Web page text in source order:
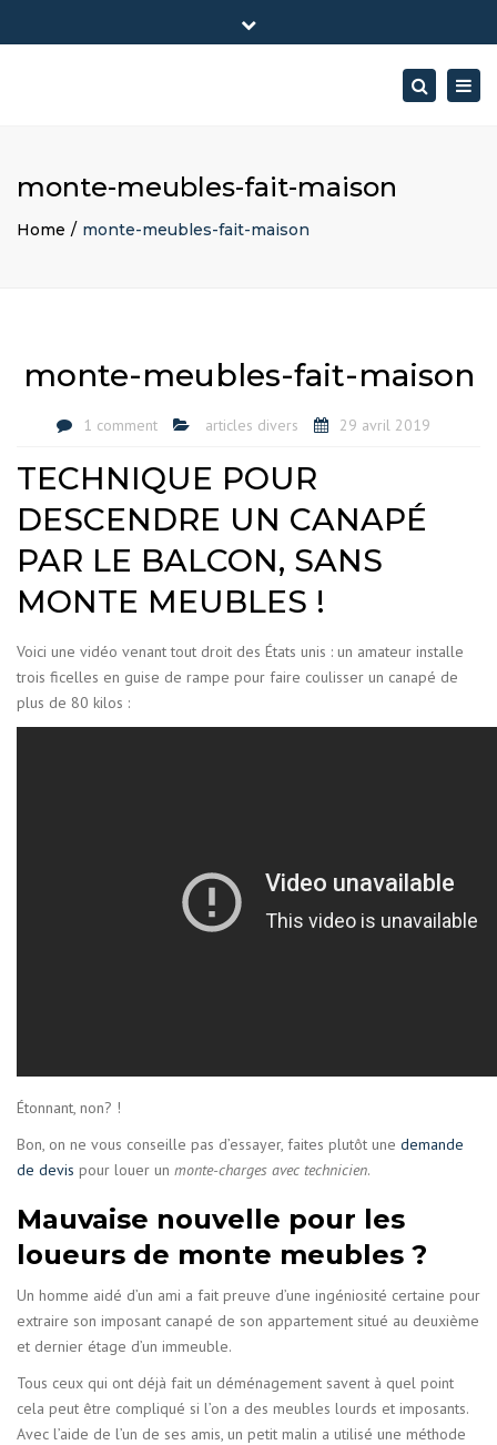
28, rue claude nicolas ledoux- France
contact@so-demenagement.fr
Close
Search
monte-meubles-fait-maison
Home monte-meubles-fait-maison
monte-meubles-fait-maison
1 comment articles divers 29 avril 2019
TECHNIQUE POUR
DESCENDRE UN CANAPÉ
PAR LE BALCON, SANS
MONTE MEUBLES !
Voici une vidéo venant tout droit des États unis : un amateur installe
trois ficelles en guise de rampe pour faire coulisser un canapé de
plus de 80 kilos :
Étonnant, non? !
Bon, on ne vous conseille pas d’essayer, faites plutôt une demande
de devis pour louer un monte-charges avec technicien.
Mauvaise nouvelle pour les
loueurs de monte meubles ?
Un homme aidé d’un ami a fait preuve d’une ingéniosité certaine pour
extraire son imposant canapé de son appartement situé au deuxième
et dernier étage d’un immeuble.
Tous ceux qui ont déjà fait un déménagement savent à quel point
cela peut être compliqué si l’on a des meubles lourds et imposants.
Avec l’aide de l’un de ses amis, un petit malin a utilisé une méthode